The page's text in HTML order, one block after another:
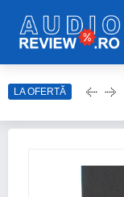
LA OFERTĂ